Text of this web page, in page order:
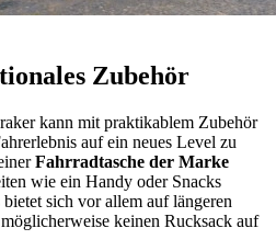
Zubehör
kann mit praktikablem Zubehör
auf ein neues Level zu
Fahrradtasche der Marke
wie ein Handy oder Snacks
sich vor allem auf längeren
keinen Rucksack auf